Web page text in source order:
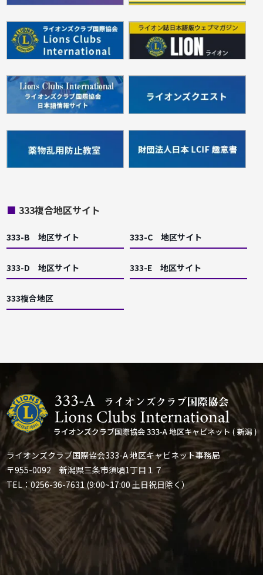
■ 333複合地区サイト
333-B 地区サイト 333-C 地区サイト
333-D 地区サイト 333-E 地区サイト
333複合地区
ライオンズクラブ国際協会333-A 地区キャビネット事務局
〒955-0092 新潟県三条市須頃1丁目１７
TEL：0256-36-7631 (9:00~17:00 土日祝日除く）